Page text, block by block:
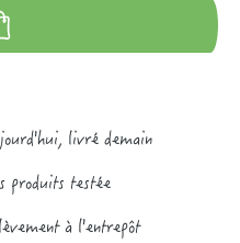
livré demain
produits testée
à l'entrepôt